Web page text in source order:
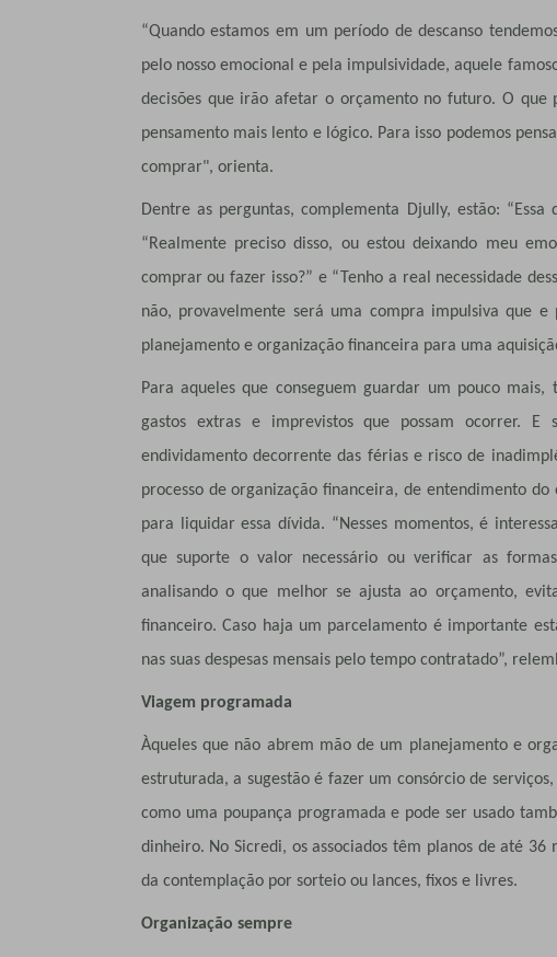
“Quando estamos em um período de descanso
pelo nosso emocional e pela impulsividade, aquele
decisões que irão afetar o orçamento no futuro. O
pensamento mais lento e lógico. Para isso podemos
comprar", orienta.
Dentre as perguntas, complementa Djully, estão:
“Realmente preciso disso, ou estou deixando meu
comprar ou fazer isso?” e “Tenho a real necessidade
não, provavelmente será uma compra impulsiva que
planejamento e organização financeira para uma
Para aqueles que conseguem guardar um pouco
gastos extras e imprevistos que possam ocorrer. E
endividamento decorrente das férias e risco de
processo de organização financeira, de entendimento
para liquidar essa dívida. “Nesses momentos, é
que suporte o valor necessário ou verificar as
analisando o que melhor se ajusta ao orçamento,
financeiro. Caso haja um parcelamento é importante
nas suas despesas mensais pelo tempo contratado”,
Viagem programada
Àqueles que não abrem mão de um planejamento e
estruturada, a sugestão é fazer um consórcio de
como uma poupança programada e pode ser usado
dinheiro. No Sicredi, os associados têm planos de até
da contemplação por sorteio ou lances, fixos e livres.
Organização sempre